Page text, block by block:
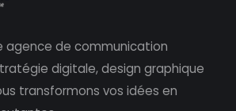
agence de communication
digitale, design graphique
transformons vos idées en